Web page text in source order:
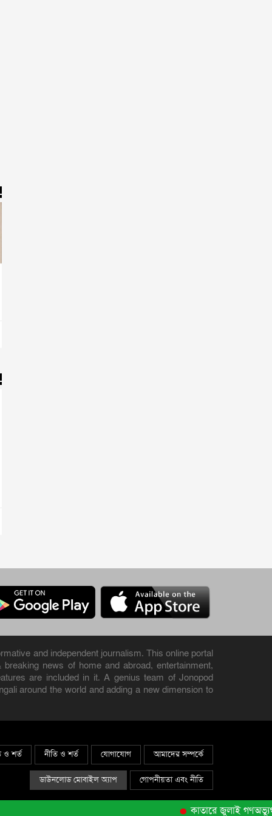
and independent journalism. This online portal
news of home and abroad, entertainment,
are included in it. A genius team of Jonopod
around the world and adding a new dimension to
আমাদের সম্পর্কে
যোগাযোগ
নীতি ও শর্ত
ও শর্ত
গোপনীয়তা এবং নীতি
ডাউনলোড মোবাইল অ্যাপ
কাতারে জুলাই